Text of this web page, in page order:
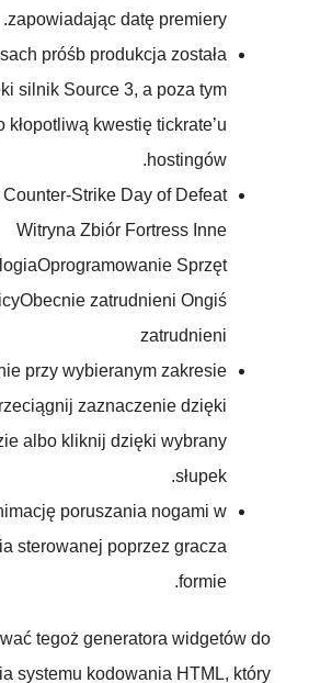
zapowiadając datę premiery.
próśb produkcja została
silnik Source 3, a poza tym
kłopotliwą kwestię tickrate’u
hostingów.
Strike Day of Defeat
Witryna Zbiór Fortress Inne
Sprzęt
zatrudnieni Ongiś
zatrudnieni
przy wybieranym zakresie
zaznaczenie dzięki
albo kliknij dzięki wybrany
słupek.
poruszania nogami w
sterowanej poprzez gracza
formie.
tegoż generatora widgetów do
systemu kodowania HTML, który